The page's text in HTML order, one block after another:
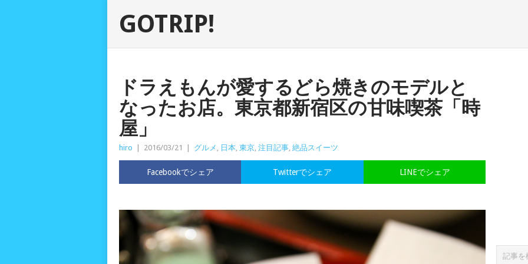
GOTRIP!
ドラえもんが愛するどら焼きのモデルと
なったお店。東京都新宿区の甘味喫茶「時
屋」
hiro 2016/03/21 グルメ , 日本, 東京, 注目記事, 絶品スイーツ
Facebookでシェア LINEでシェア
Twitterでシェア